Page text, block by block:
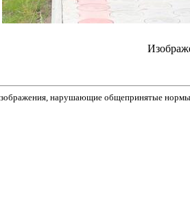
нарушающие общепринятые